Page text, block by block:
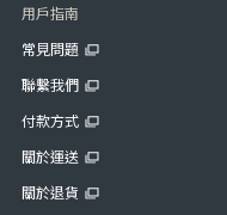
用戶指南
常見問題
聯繫我們
付款方式
關於運送
關於退貨